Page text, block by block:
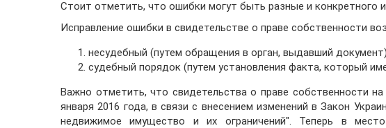
Стоит отметить, что ошибки могут быть разные и конкретного
Исправление ошибки в свидетельстве о праве собственности
несудебный (путем обращения в орган, выдавший
судебный порядок (путем установления факта, который
Важно отметить, что свидетельства о праве собственности
января 2016 года, в связи с внесением изменений в Закон
недвижимое имущество и их ограничений". Теперь в